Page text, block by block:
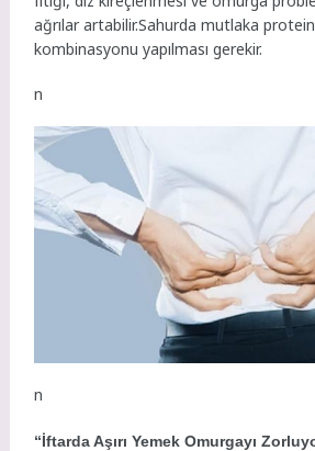
ağrılar artabilir.Sahurda mutlaka
kombinasyonu yapılması gerekir.
n
n
“İftarda Aşırı Yemek Omurgayı